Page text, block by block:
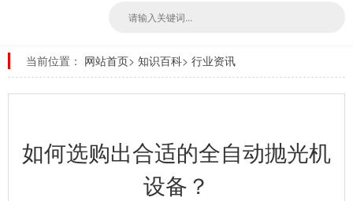
当前位置： 网站首页> 知识百科> 行业资讯
如何选购出合适的全自动抛光机
设备？